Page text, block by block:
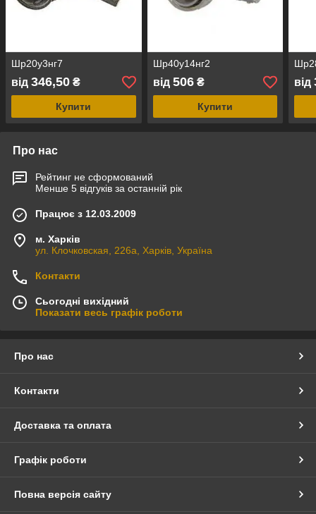
Шр20у3нг7
від 346,50 ₴
Купити
Шр40у14нг2
від 506₴
Купити
від
Про нас
Рейтинг не сформований
Менше 5 відгуків за останній рік
Працює з 12.03.2009
м. Харків
ул. Клочковская, 226а, Харків, Україна
Контакти
Сьогодні вихідний
Показати весь графік роботи
Про нас
Контакти
Доставка та оплата
Графік роботи
Повна версія сайту